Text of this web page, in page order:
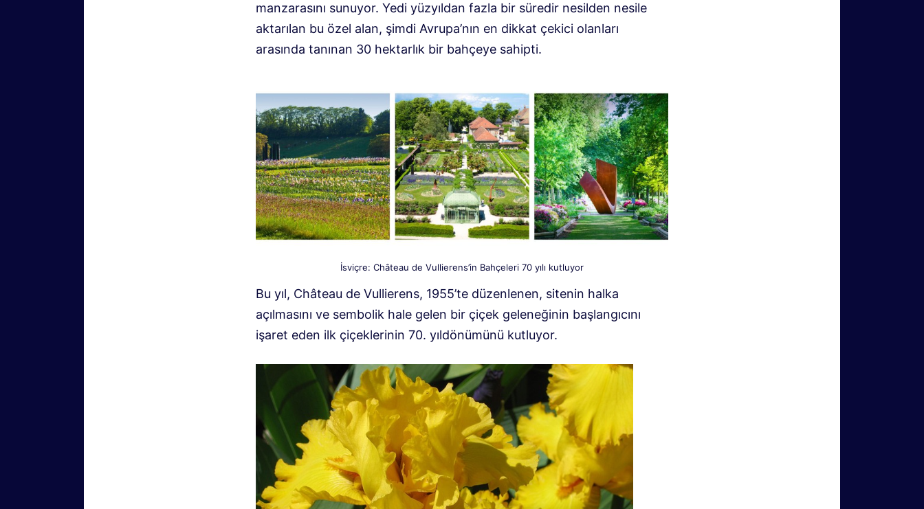
manzarasını sunuyor. Yedi yüzyıldan fazla bir süredir nesilden nesile
aktarılan bu özel alan, şimdi Avrupa’nın en dikkat çekici olanları
arasında tanınan 30 hektarlık bir bahçeye sahipti.
İsviçre: Château de Vullierens’in Bahçeleri 70 yılı kutluyor
Bu yıl, Château de Vullierens, 1955’te düzenlenen, sitenin halka
açılmasını ve sembolik hale gelen bir çiçek geleneğinin başlangıcını
işaret eden ilk çiçeklerinin 70. yıldönümünü kutluyor.